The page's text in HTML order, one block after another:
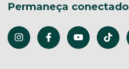
Permaneça conectado